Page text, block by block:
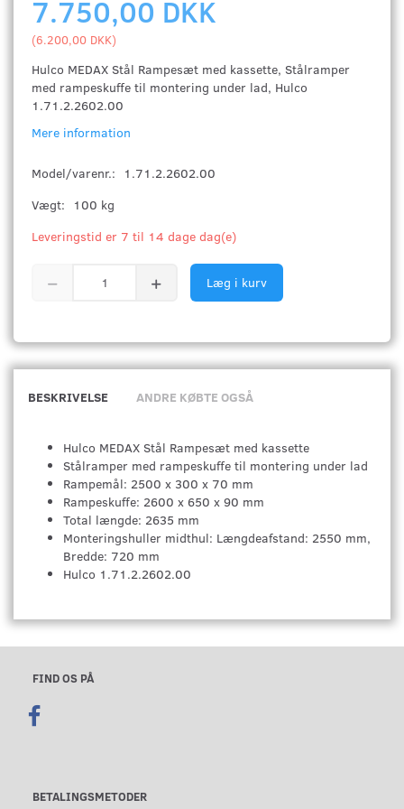
7.750,00 DKK
(6.200,00 DKK)
Hulco MEDAX Stål Rampesæt med kassette, Stålramper
med rampeskuffe til montering under lad, Hulco
1.71.2.2602.00
Mere information
Model/varenr.:
1.71.2.2602.00
Vægt:
100 kg
Leveringstid er 7 til 14 dage dag(e)
Læg i kurv
BESKRIVELSE ANDRE KØBTE OGSÅ
Hulco MEDAX Stål Rampesæt med kassette
Stålramper med rampeskuffe til montering under lad
Rampemål: 2500 x 300 x 70 mm
Rampeskuffe: 2600 x 650 x 90 mm
Total længde: 2635 mm
Monteringshuller midthul: Længdeafstand: 2550 mm,
Bredde: 720 mm
Hulco 1.71.2.2602.00
FIND OS PÅ
BETALINGSMETODER